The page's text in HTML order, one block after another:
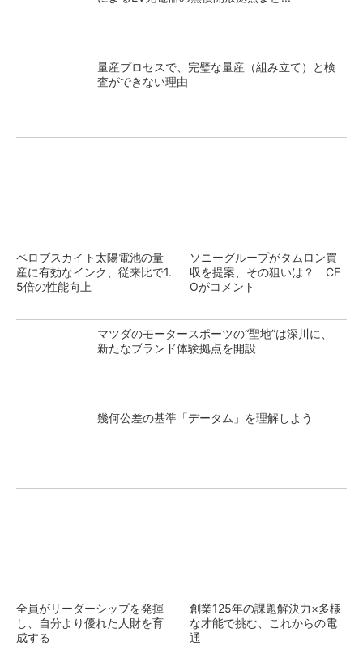
量産プロセスで、完璧な量産（組み立て）と検
査ができない理由
ペロブスカイト太陽電池の量
産に有効なインク、従来比で1.
5倍の性能向上
ソニーグループがタムロン買
収を提案、その狙いは？ CF
Oがコメント
マツダのモータースポーツの“聖地”は深川に、
新たなブランド体験拠点を開設
幾何公差の基準「データム」を理解しよう
全員がリーダーシップを発揮
し、自分より優れた人財を育
成する
創業125年の課題解決力×多様
な才能で挑む、これからの電
通